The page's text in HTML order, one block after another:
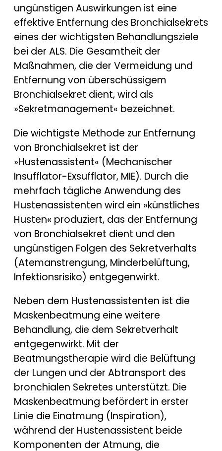
ungünstigen Auswirkungen ist eine
effektive Entfernung des Bronchialsekrets
eines der wichtigsten Behandlungsziele
bei der ALS. Die Gesamtheit der
Maßnahmen, die der Vermeidung und
Entfernung von überschüssigem
Bronchialsekret dient, wird als
»Sekretmanagement« bezeichnet.
Die wichtigste Methode zur Entfernung
von Bronchialsekret ist der
»Hustenassistent« (Mechanischer
Insufflator-Exsufflator, MIE). Durch die
mehrfach tägliche Anwendung des
Hustenassistenten wird ein »künstliches
Husten« produziert, das der Entfernung
von Bronchialsekret dient und den
ungünstigen Folgen des Sekretverhalts
(Atemanstrengung, Minderbelüftung,
Infektionsrisiko) entgegenwirkt.
Neben dem Hustenassistenten ist die
Maskenbeatmung eine weitere
Behandlung, die dem Sekretverhalt
entgegenwirkt. Mit der
Beatmungstherapie wird die Belüftung
der Lungen und der Abtransport des
bronchialen Sekretes unterstützt. Die
Maskenbeatmung befördert in erster
Linie die Einatmung (Inspiration),
während der Hustenassistent beide
Komponenten der Atmung, die